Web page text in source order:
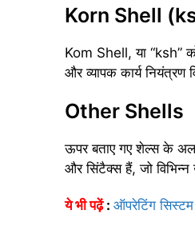
Korn Shell
Kom Shell, या “ksh”
और व्यापक कार्य
Other Shells
ऊपर बताए गए शेल्स के
और सिंटैक्स हैं, जो
ये भी पढ़ें: ऑपरेटिंग